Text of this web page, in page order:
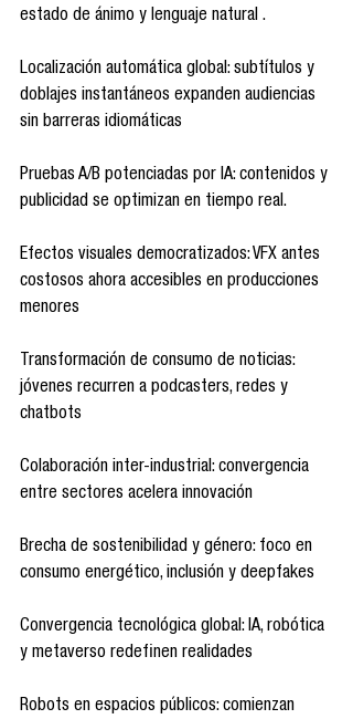
estado de ánimo y lenguaje natural .
Localización automática global: subtítulos y
doblajes instantáneos expanden audiencias
sin barreras idiomáticas
Pruebas A/B potenciadas por IA: contenidos y
publicidad se optimizan en tiempo real.
Efectos visuales democratizados: VFX antes
costosos ahora accesibles en producciones
menores
Transformación de consumo de noticias:
jóvenes recurren a podcasters, redes y
chatbots
Colaboración inter-industrial: convergencia
entre sectores acelera innovación
Brecha de sostenibilidad y género: foco en
consumo energético, inclusión y deepfakes
Convergencia tecnológica global: IA, robótica
y metaverso redefinen realidades
Robots en espacios públicos: comienzan